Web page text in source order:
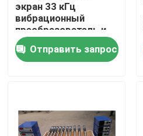
Дом
О нас
экран 33 кГц
вибрационный
преобразователь и
генератор
Отправить запрос